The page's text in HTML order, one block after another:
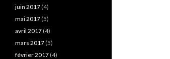
juin 2017 (4)
mai 2017 (5)
avril 2017 (4)
mars 2017 (5)
février 2017 (4)